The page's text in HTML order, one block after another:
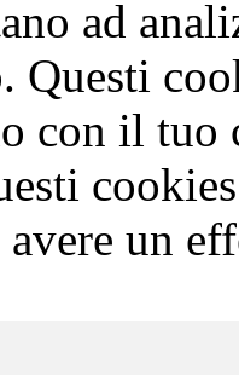
ad
Questi
con il tuo
un